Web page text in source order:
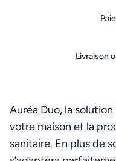
Livraison
Auréa Duo, la
votre maison et la
sanitaire. En plus de